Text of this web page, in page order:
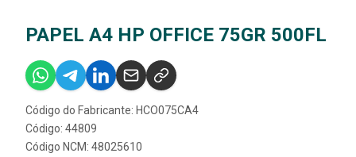
PAPEL A4 HP OFFICE 75GR 500FL
Código do Fabricante: HCO075CA4
Código: 44809
Código NCM: 48025610